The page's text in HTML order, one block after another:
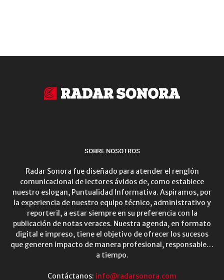
SOBRE NOSOTROS
Radar Sonora fue diseñado para atender el renglón
comunicacional de lectores ávidos de, como establece
nuestro eslogan, Puntualidad Informativa. Aspiramos, por
la experiencia de nuestro equipo técnico, administrativo y
reporteril, a estar siempre en su preferencia con la
publicación de notas veraces. Nuestra agenda, en formato
digital e impreso, tiene el objetivo de ofrecer los sucesos
que generen impacto de manera profesional, responsable…
a tiempo.
Contáctanos: info@radarsonora.com